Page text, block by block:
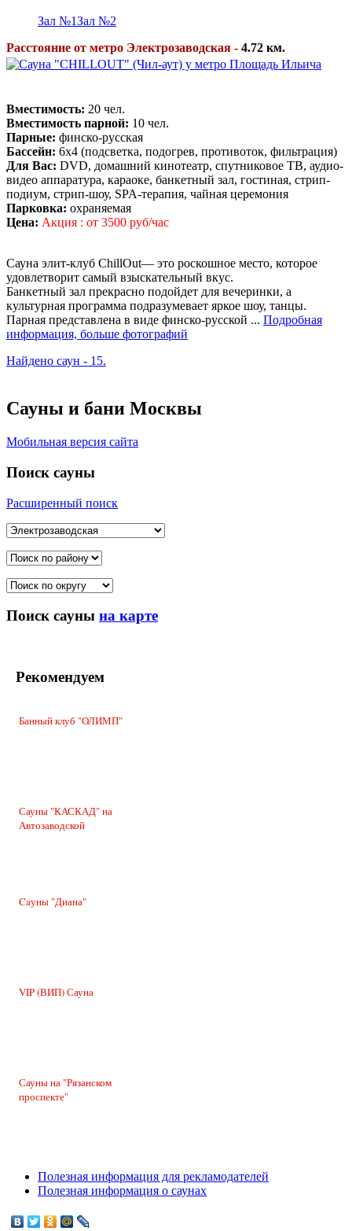
Зал №1Зал №2
Расстояние от метро Электрозаводская - 4.72 км.
Вместимость: 20 чел.
Вместимость парной: 10 чел.
Парные: финско-русская
Бассейн: 6х4 (подсветка, подогрев, противоток, фильтрация)
Для Вас: DVD, домашний кинотеатр, спутниковое ТВ, аудио-
видео аппаратура, караоке, банкетный зал, гостиная, стрип-
подиум, стрип-шоу, SPA-терапия, чайная церемония
Парковка: охраняемая
Цена: Акция : от 3500 руб/час
Сауна элит-клуб ChillOut— это роскошное место, которое
удовлетворит самый взыскательный вкус.
Банкетный зал прекрасно подойдет для вечеринки, а
культурная программа подразумевает яркое шоу, танцы.
Парная представлена в виде финско-русской ... Подробная
информация, больше фотографий
Найдено саун - 15.
Сауны и бани Москвы
Мобильная версия сайта
Поиск сауны
Расширенный поиск
Поиск сауны на карте
Рекомендуем
Банный клуб "ОЛИМП"
Сауны "КАСКАД" на
Автозаводской
Caуны "Диана"
VIP (ВИП) Сауна
Сауны на "Рязанском
проспекте"
Полезная информация для рекламодателей
Полезная информация о саунах